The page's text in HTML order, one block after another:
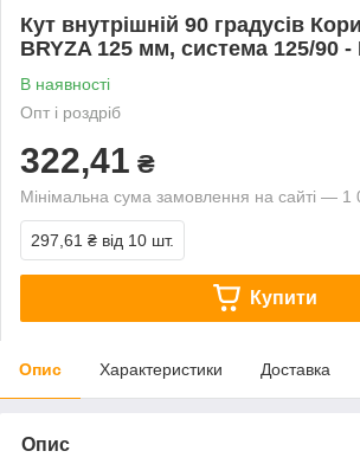
Кут внутрішній 90 градусів
BRYZA 125 мм, система 125/90 -
В наявності
Опт і роздріб
322,41 ₴
Мінімальна сума замовлення на сайті — 1
297,61 ₴ від 10 шт.
Купити
Опис Характеристики Доставка
Опис